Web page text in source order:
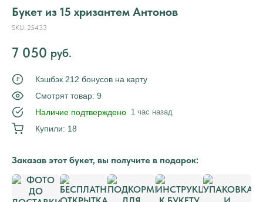
Букет из 15 хризантем Антонов
SKU: 25433
7 050 руб.
₽
Кэшбэк 212 бонусов на карту
Смотрят товар: 9
Наличие подтверждено
1 час назад
Купили: 18
Заказав этот букет, вы получите в подарок: